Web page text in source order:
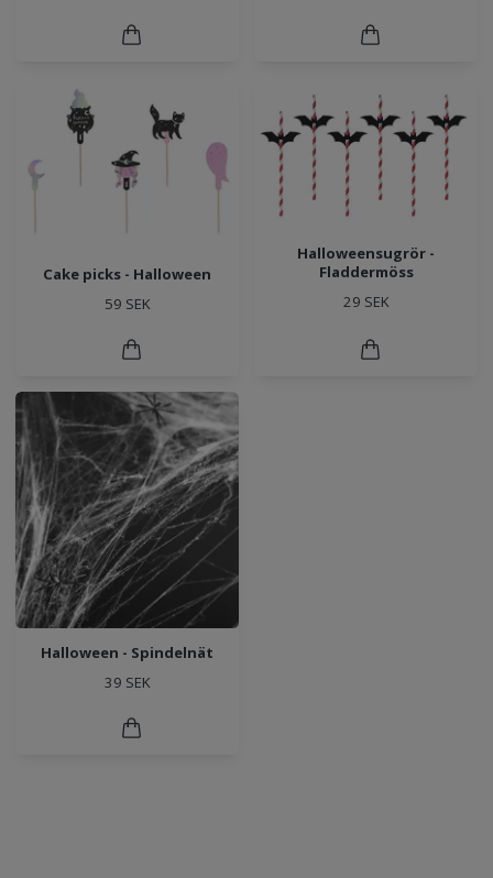
Cake picks - Halloween
59 SEK
Halloweensugrör -
Fladdermöss
29 SEK
Halloween - Spindelnät
39 SEK